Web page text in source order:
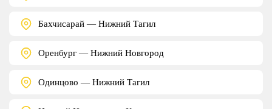
Бахчисарай — Нижний Тагил
Оренбург — Нижний Новгород
Одинцово — Нижний Тагил